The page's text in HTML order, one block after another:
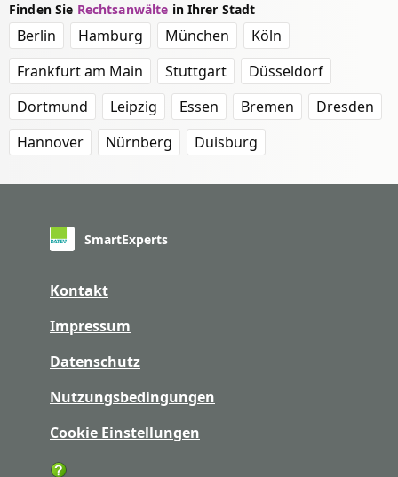
Finden Sie Rechtsanwälte in Ihrer Stadt
Berlin Hamburg München
Köln
Frankfurt am Main
Stuttgart
Düsseldorf
Dortmund
Leipzig Essen Bremen
Dresden
Hannover
Nürnberg Duisburg
SmartExperts
Kontakt
Impressum
Datenschutz
Nutzungsbedingungen
Cookie Einstellungen